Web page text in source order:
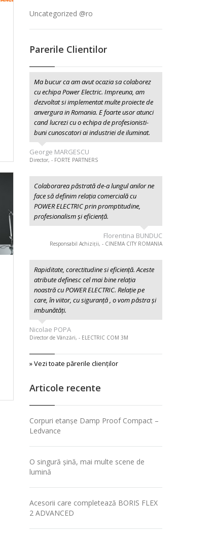
Uncategorized @ro
Parerile Clientilor
Ma bucur ca am avut ocazia sa colaborez
cu echipa Power Electric. Impreuna, am
dezvoltat si implementat multe proiecte de
anvergura in Romania. E foarte usor atunci
cand lucrezi cu o echipa de profesionisti-
buni cunoscatori ai industriei de iluminat.
George MARGESCU
Director, - FORTE PARTNERS
Colaborarea păstrată de-a lungul anilor ne
face să definim relația comercială cu
POWER ELECTRIC prin promptitudine,
profesionalism şi eficiență.
Florentina BUNDUC
Responsabil Achiziții, - CINEMA CITY ROMANIA
Rapiditate, corectitudine si eficiență. Aceste
atribute definesc cel mai bine relația
noastră cu POWER ELECTRIC. Relație pe
care, în viitor, cu siguranță , o vom păstra și
imbunătăți.
Nicolae POPA
Director de Vânzări, - ELECTRIC COM 3M
» Vezi toate părerile clienţilor
Articole recente
Corpuri etanșe Damp Proof Compact –
Ledvance
O singură șină, mai multe scene de
lumină
Acesorii care completează BORIS FLEX
2 ADVANCED